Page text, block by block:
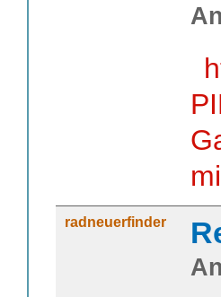
radneuerfinder